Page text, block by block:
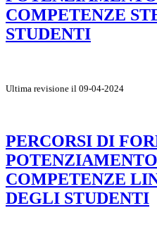
COMPETENZE
STUDENTI
Ultima revisione il 09-04-2024
PERCORSI DI
COMPETENZE
DEGLI STUDENTI